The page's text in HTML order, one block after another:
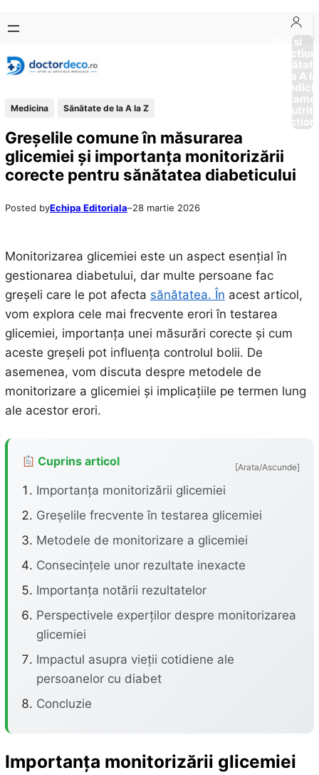
conținut
content
Boli si
Afectiuni
Sănătate
de la A
Medicina Sănătate de la A la Z
Greșelile comune în măsurarea
glicemiei și importanța monitorizării
corecte pentru sănătatea diabeticului
Posted byEchipa Editoriala–28 martie 2026
Monitorizarea glicemiei este un aspect esențial în
gestionarea diabetului, dar multe persoane fac
greșeli care le pot afecta sănătatea. În acest articol,
vom explora cele mai frecvente erori în testarea
glicemiei, importanța unei măsurări corecte și cum
aceste greșeli pot influența controlul bolii. De
asemenea, vom discuta despre metodele de
monitorizare a glicemiei și implicațiile pe termen lung
ale acestor erori.
Cuprins articol [Arata/Ascunde]
Importanța monitorizării glicemiei
Greșelile frecvente în testarea glicemiei
Metodele de monitorizare a glicemiei
Consecințele unor rezultate inexacte
Importanța notării rezultatelor
Perspectivele experților despre monitorizarea
glicemiei
Impactul asupra vieții cotidiene ale
persoanelor cu diabet
Concluzie
Importanța monitorizării glicemiei